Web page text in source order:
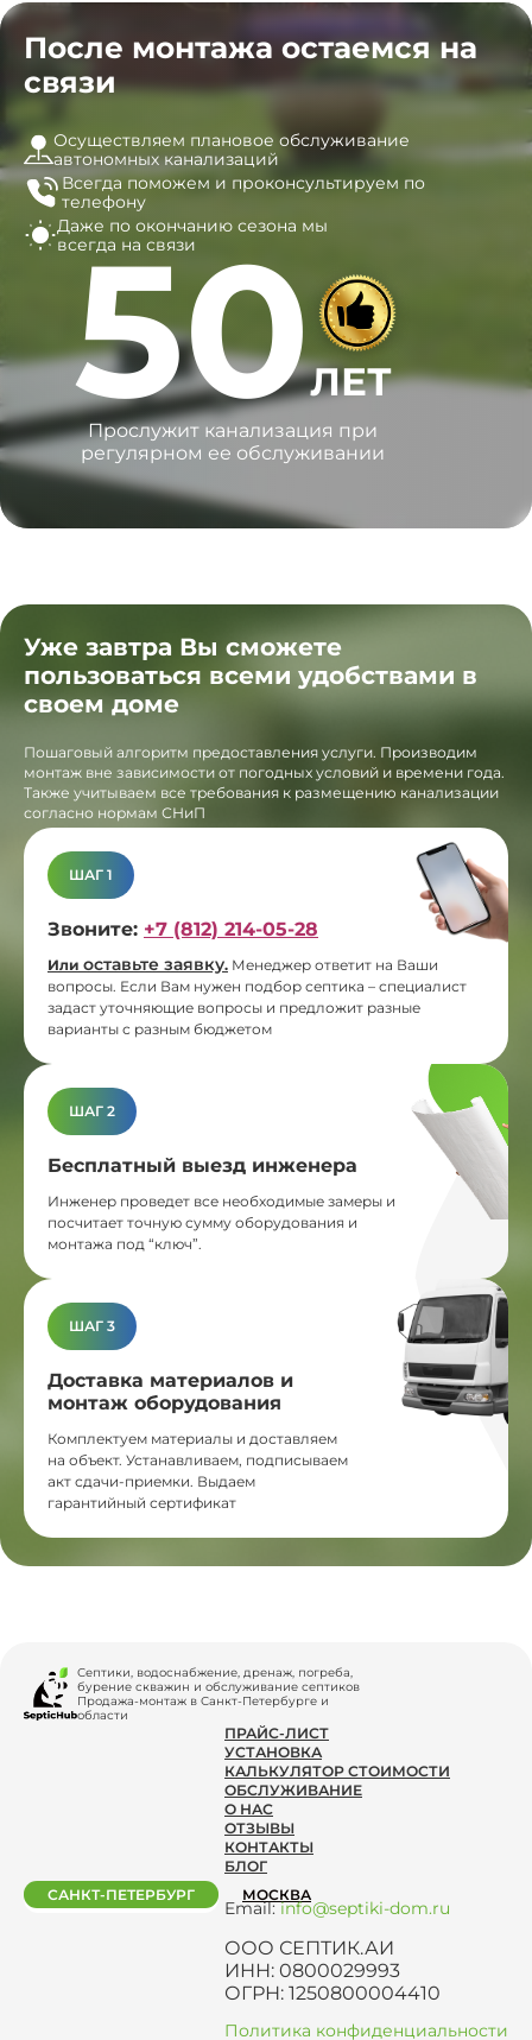
После монтажа остаемся на
связи
Осуществляем плановое обслуживание
автономных канализаций
Всегда поможем и проконсультируем по
телефону
Даже по окончанию сезона мы
всегда на связи
50ЛЕТ
Прослужит канализация при
регулярном ее обслуживании
Уже завтра Вы сможете
пользоваться всеми удобствами в
своем доме
Пошаговый алгоритм предоставления услуги. Производим
монтаж вне зависимости от погодных условий и времени года.
Также учитываем все требования к размещению канализации
согласно нормам СНиП
ШАГ 1
Звоните: +7 (812) 214-05-28
Или оставьте заявку. Менеджер ответит на Ваши
вопросы. Если Вам нужен подбор септика – специалист
задаст уточняющие вопросы и предложит разные
варианты с разным бюджетом
ШАГ 2
Бесплатный выезд инженера
Инженер проведет все необходимые замеры и
посчитает точную сумму оборудования и
монтажа под “ключ”.
ШАГ 3
Доставка материалов и
монтаж оборудования
Комплектуем материалы и доставляем
на объект. Устанавливаем, подписываем
акт сдачи-приемки. Выдаем
гарантийный сертификат
Септики, водоснабжение, дренаж, погреба,
бурение скважин и обслуживание септиков
Продажа-монтаж в Санкт-Петербурге и
области
ПРАЙС-ЛИСТ
УСТАНОВКА
КАЛЬКУЛЯТОР СТОИМОСТИ
ОБСЛУЖИВАНИЕ
О НАС
ОТЗЫВЫ
КОНТАКТЫ
БЛОГ
Email:info@septiki-dom.ru
ООО СЕПТИК.АИ
ИНН: 0800029993
ОГРН: 1250800004410
Политика конфиденциальности
САНКТ-ПЕТЕРБУРГ МОСКВА